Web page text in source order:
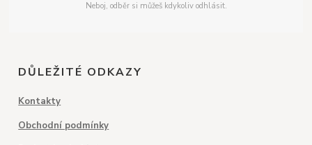
Neboj, odběr si můžeš kdykoliv odhlásit.
DŮLEŽITÉ ODKAZY
Kontakty
Obchodní podmínky